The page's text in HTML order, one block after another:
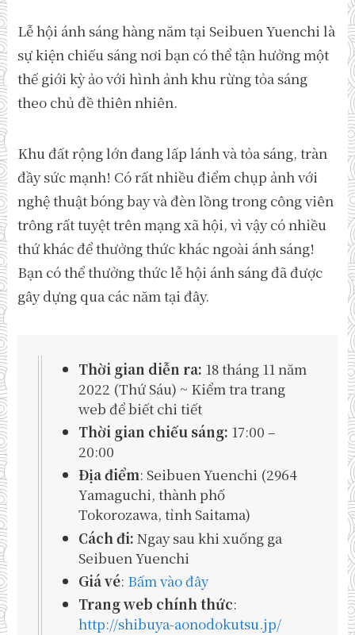
Lễ hội ánh sáng hàng năm tại Seibuen Yuenchi là
sự kiện chiếu sáng nơi bạn có thể tận hưởng một
thế giới kỳ ảo với hình ảnh khu rừng tỏa sáng
theo chủ đề thiên nhiên.
Khu đất rộng lớn đang lấp lánh và tỏa sáng, tràn
đầy sức mạnh! Có rất nhiều điểm chụp ảnh với
nghệ thuật bóng bay và đèn lồng trong công viên
trông rất tuyệt trên mạng xã hội, vì vậy có nhiều
thứ khác để thưởng thức khác ngoài ánh sáng!
Bạn có thể thưởng thức lễ hội ánh sáng đã được
gây dựng qua các năm tại đây.
Thời gian diễn ra: 18 tháng 11 năm
2022 (Thứ Sáu) ~ Kiểm tra trang
web để biết chi tiết
Thời gian chiếu sáng: 17:00 –
20:00
Địa điểm: Seibuen Yuenchi (2964
Yamaguchi, thành phố
Tokorozawa, tỉnh Saitama)
Cách đi: Ngay sau khi xuống ga
Seibuen Yuenchi
Giá vé: Bấm vào đây
Trang web chính thức:
http://shibuya-aonodokutsu.jp/